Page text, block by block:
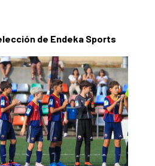
de Endeka Sports